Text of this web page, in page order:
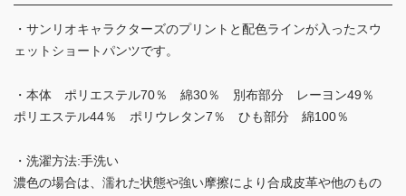
・サンリオキャラクターズのプリントと配色ラインが入ったスウ
ェットショートパンツです。
・本体 ポリエステル70％ 綿30％ 別布部分 レーヨン49％
ポリエステル44％ ポリウレタン7％ ひも部分 綿100％
・洗濯方法:手洗い
濃色の場合は、濡れた状態や強い摩擦により合成皮革や他のもの